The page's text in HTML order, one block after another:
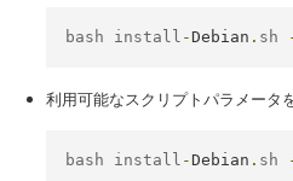
bash install -Debian . sh
利用可能なスクリプトパラメータ
bash install -Debian . sh